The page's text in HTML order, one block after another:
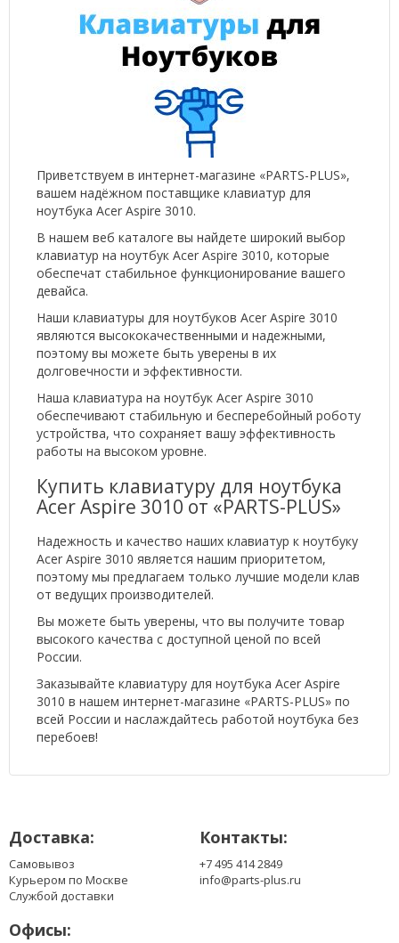
Приветствуем в интернет-магазине «PARTS-PLUS»,
вашем надёжном поставщике клавиатур для
ноутбука Acer Aspire 3010.
В нашем веб каталоге вы найдете широкий выбор
клавиатур на ноутбук Acer Aspire 3010, которые
обеспечат стабильное функционирование вашего
девайса.
Наши клавиатуры для ноутбуков Acer Aspire 3010
являются высококачественными и надежными,
поэтому вы можете быть уверены в их
долговечности и эффективности.
Наша клавиатура на ноутбук Acer Aspire 3010
обеспечивают стабильную и бесперебойный роботу
устройства, что сохраняет вашу эффективность
работы на высоком уровне.
Купить клавиатуру для ноутбука
Acer Aspire 3010 от «PARTS-PLUS»
Надежность и качество наших клавиатур к ноутбуку
Acer Aspire 3010 является нашим приоритетом,
поэтому мы предлагаем только лучшие модели клав
от ведущих производителей.
Вы можете быть уверены, что вы получите товар
высокого качества с доступной ценой по всей
России.
Заказывайте клавиатуру для ноутбука Acer Aspire
3010 в нашем интернет-магазине «PARTS-PLUS» по
всей России и наслаждайтесь работой ноутбука без
перебоев!
Доставка:
Самовывоз
Курьером по Москве
Службой доставки
Контакты:
+7 495 414 2849
info@parts-plus.ru
Офисы: